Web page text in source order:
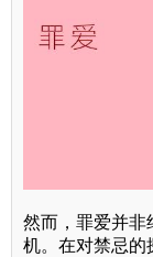
然而，罪爱并非
机。在对禁忌的